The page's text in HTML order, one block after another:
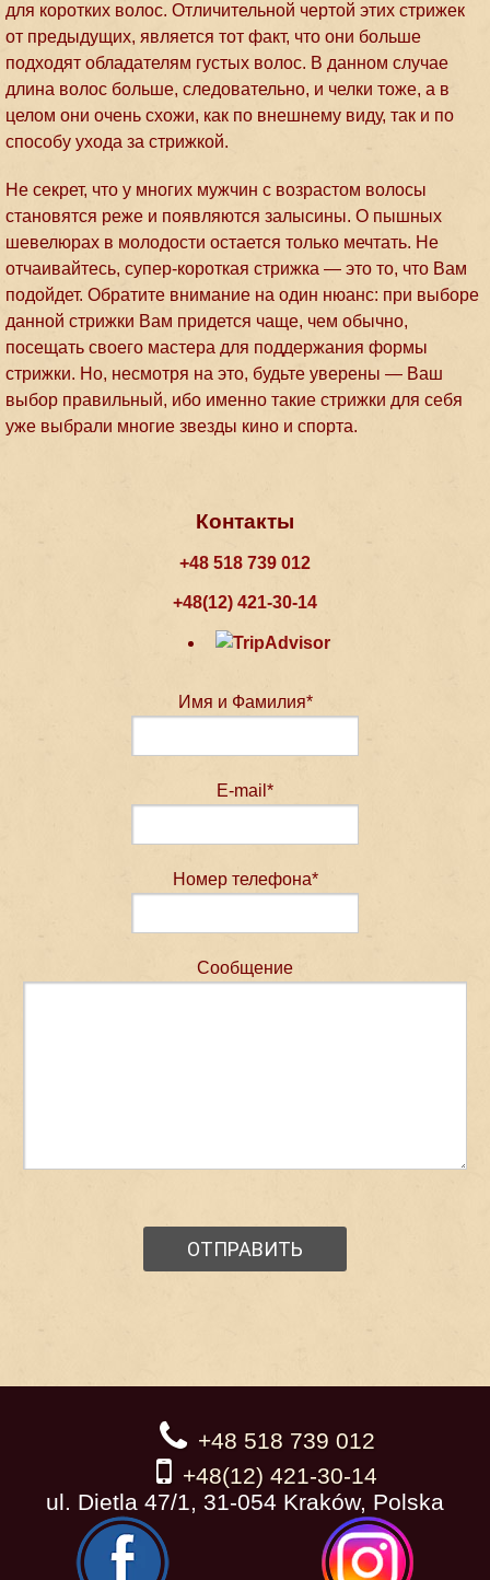
для коротких волос. Отличительной чертой этих стрижек
от предыдущих, является тот факт, что они больше
подходят обладателям густых волос. В данном случае
длина волос больше, следовательно, и челки тоже, а в
целом они очень схожи, как по внешнему виду, так и по
способу ухода за стрижкой.
Не секрет, что у многих мужчин с возрастом волосы
становятся реже и появляются залысины. О пышных
шевелюрах в молодости остается только мечтать. Не
отчаивайтесь, супер-короткая стрижка — это то, что Вам
подойдет. Обратите внимание на один нюанс: при выборе
данной стрижки Вам придется чаще, чем обычно,
посещать своего мастера для поддержания формы
стрижки. Но, несмотря на это, будьте уверены — Ваш
выбор правильный, ибо именно такие стрижки для себя
уже выбрали многие звезды кино и спорта.
Контакты
+48 518 739 012
+48(12) 421-30-14
Имя и Фамилия*
E-mail*
Номер телефона*
Сообщение
+48 518 739 012
+48(12) 421-30-14
ul. Dietla 47/1, 31-054 Kraków, Polska